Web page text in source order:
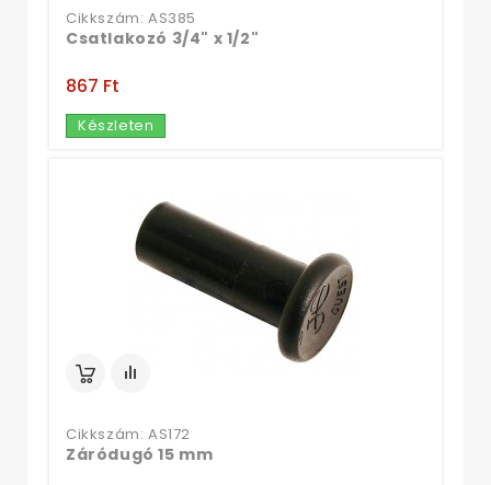
Cikkszám: AS385
Csatlakozó 3/4" x 1/2"
867 Ft‎
Készleten
Cikkszám: AS172
Záródugó 15 mm